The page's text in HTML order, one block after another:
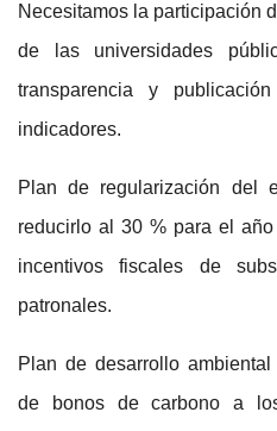
Necesitamos la participación
de las universidades
transparencia y
indicadores.
Plan de regularización del
reducirlo al 30 % para el
incentivos fiscales de
patronales.
Plan de desarrollo ambiental
de bonos de carbono a